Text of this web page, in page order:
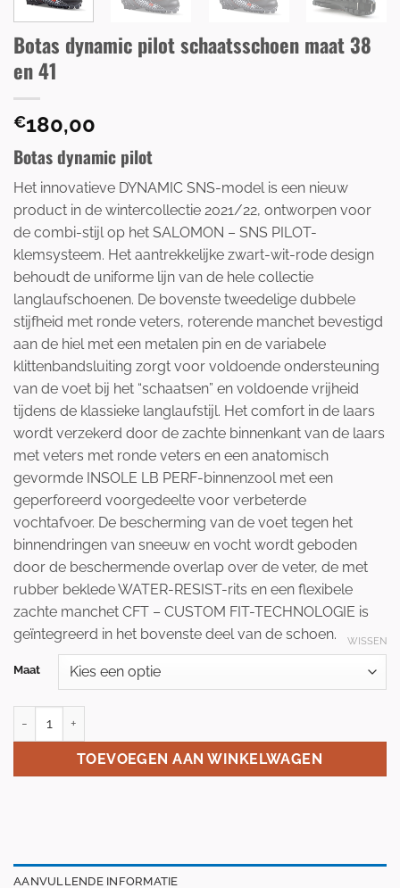
Botas dynamic pilot schaatsschoen maat 38
en 41
€180,00
Botas dynamic pilot
Het innovatieve DYNAMIC SNS-model is een nieuw
product in de wintercollectie 2021/22, ontworpen voor
de combi-stijl op het SALOMON – SNS PILOT-
klemsysteem. Het aantrekkelijke zwart-wit-rode design
behoudt de uniforme lijn van de hele collectie
langlaufschoenen. De bovenste tweedelige dubbele
stijfheid met ronde veters, roterende manchet bevestigd
aan de hiel met een metalen pin en de variabele
klittenbandsluiting zorgt voor voldoende ondersteuning
van de voet bij het “schaatsen” en voldoende vrijheid
tijdens de klassieke langlaufstijl. Het comfort in de laars
wordt verzekerd door de zachte binnenkant van de laars
met veters met ronde veters en een anatomisch
gevormde INSOLE LB PERF-binnenzool met een
geperforeerd voorgedeelte voor verbeterde
vochtafvoer. De bescherming van de voet tegen het
binnendringen van sneeuw en vocht wordt geboden
door de beschermende overlap over de veter, de met
rubber beklede WATER-RESIST-rits en een flexibele
zachte manchet CFT – CUSTOM FIT-TECHNOLOGIE is
geïntegreerd in het bovenste deel van de schoen.
Maat
WISSEN
TOEVOEGEN AAN WINKELWAGEN
AANVULLENDE INFORMATIE